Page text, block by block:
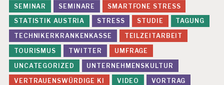
SEMINAR
SEMINARE
SMARTFONE STRESS
STATISTIK AUSTRIA
STRESS STUDIE
TAGUNG
TECHNIKERKRANKENKASSE
TEILZEITARBEIT
TOURISMUS
TWITTER
UMFRAGE
UNCATEGORIZED
UNTERNEHMENSKULTUR
VERTRAUENSWÜRDIGE KI
VIDEO
VORTRAG